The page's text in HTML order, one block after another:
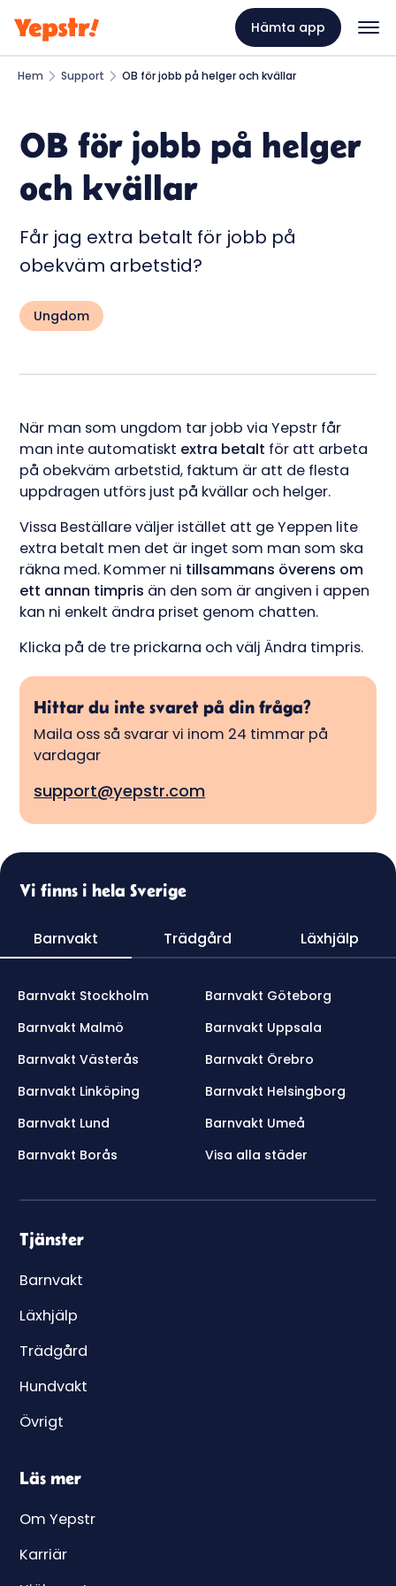
Hämta app
Hem Support OB för jobb på helger och kvällar
OB för jobb på helger
och kvällar
Får jag extra betalt för jobb på
obekväm arbetstid?
Ungdom
När man som ungdom tar jobb via Yepstr får
man inte automatiskt extra betalt för att arbeta
på obekväm arbetstid, faktum är att de flesta
uppdragen utförs just på kvällar och helger.
Vissa Beställare väljer istället att ge Yeppen lite
extra betalt men det är inget som man som ska
räkna med. Kommer ni tillsammans överens om
ett annan timpris än den som är angiven i appen
kan ni enkelt ändra priset genom chatten.
Klicka på de tre prickarna och välj Ändra timpris.
Hittar du inte svaret på din fråga?
Maila oss så svarar vi inom 24 timmar på
vardagar
support@yepstr.com
Vi finns i hela Sverige
Barnvakt Trädgård Läxhjälp
Barnvakt Stockholm
Barnvakt Göteborg
Barnvakt Malmö
Barnvakt Uppsala
Barnvakt Västerås
Barnvakt Örebro
Barnvakt Linköping
Barnvakt Helsingborg
Barnvakt Lund
Barnvakt Umeå
Barnvakt Borås
Visa alla städer
Tjänster
Barnvakt
Läxhjälp
Trädgård
Hundvakt
Övrigt
Läs mer
Om Yepstr
Karriär